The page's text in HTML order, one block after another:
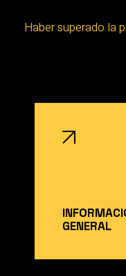
Haber superado la
GENERAL